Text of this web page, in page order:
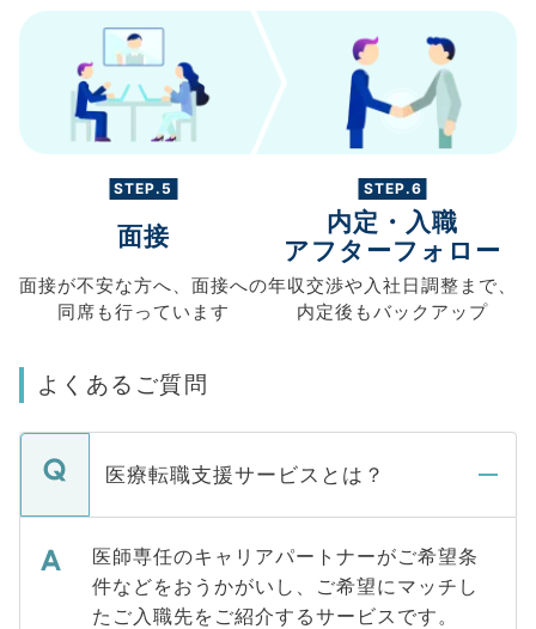
STEP.5
面接
面接が不安な方へ、 面接への
同席も行っています
STEP.6
内定・入職
アフターフォロー
年収交渉や 入社日調整まで、
内定後もバックアップ
よくあるご質問
医療転職支援サービスとは？
医師専任のキャリアパートナーがご希望条
件などをおうかがいし、ご希望にマッチし
たご入職先をご紹介するサービスです。